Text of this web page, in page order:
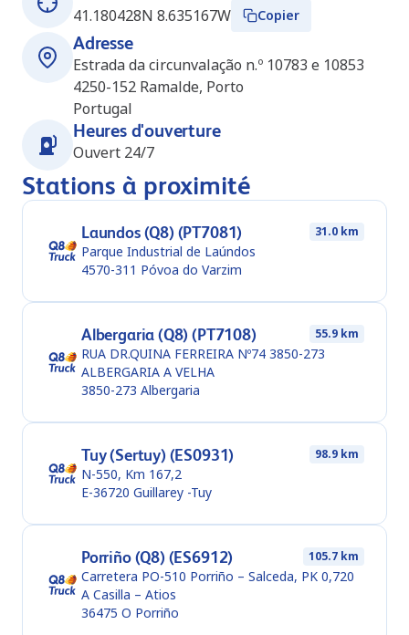
41.180428N 8.635167W
Copier
Adresse
Estrada da circunvalação n.º 10783 e 10853
4250-152 Ramalde, Porto
Portugal
Heures d'ouverture
Ouvert 24/7
Stations à proximité
Laundos (Q8) (PT7081) 31.0 km
Parque Industrial de Laúndos
4570-311 Póvoa do Varzim
Albergaria (Q8) (PT7108) 55.9 km
RUA DR.QUINA FERREIRA Nº74 3850-273
ALBERGARIA A VELHA
3850-273 Albergaria
Tuy (Sertuy) (ES0931) 98.9 km
N-550, Km 167,2
E-36720 Guillarey -Tuy
Porriño (Q8) (ES6912) 105.7 km
Carretera PO-510 Porriño – Salceda, PK 0,720
A Casilla – Atios
36475 O Porriño